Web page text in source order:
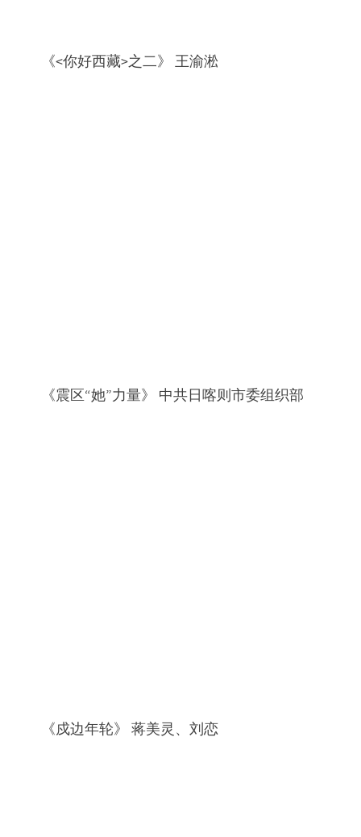
《<你好西藏>之二》 王渝淞
《震区“她”力量》 中共日喀则市委组织部
《戍边年轮》 蒋美灵、刘恋